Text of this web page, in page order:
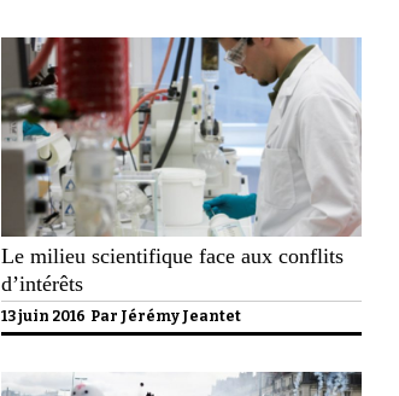
Le milieu scientifique face aux conflits
d’intérêts
13 juin 2016 Par Jérémy Jeantet